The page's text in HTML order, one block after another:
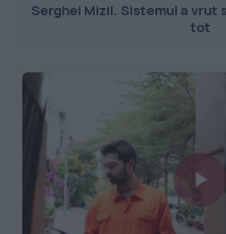
Serghei Mizil. Sistemul a vrut
tot